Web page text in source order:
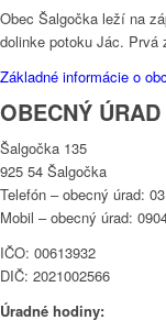
Obec Šalgočka leží na
dolinke potoku Jác. Prvá
Základné informácie o
OBECNÝ
Šalgočka 135
925 54 Šalgočka
Telefón – obecný úrad:
Mobil – obecný úrad:
IČO: 00613932
DIČ: 2021002566
Úradné hodiny: